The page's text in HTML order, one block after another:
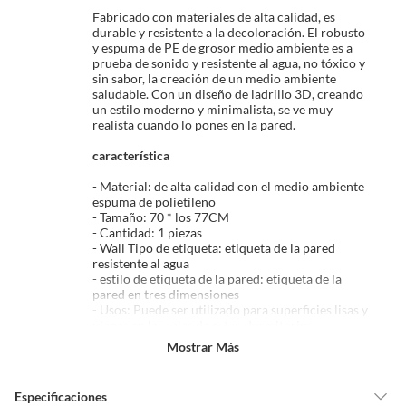
Esto aplica para la mayoría de nuestros productos, sin embargo, tenemos
categorías que cuentan con plazos diferentes, otras que son más
restrictivas y algunas que, por la naturaleza de los productos, no se
pueden devolver ni cambiar. Conoce cuáles son:
No tienen devolución o cambio si cambias de opinión
Productos de segunda mano o reacondicionados.
Productos hechos o cortados a medida.
Pinturas color a pedido.
Plantas naturales.
Productos que hayan sido previamente instalados previamente
(incluye asientos de inodoro con empaque abierto).
Fabricado con materiales de alta calidad, es
durable y resistente a la decoloración. El robusto
y espuma de PE de grosor medio ambiente es a
prueba de sonido y resistente al agua, no tóxico y
sin sabor, la creación de un medio ambiente
saludable. Con un diseño de ladrillo 3D, creando
un estilo moderno y minimalista, se ve muy
realista cuando lo pones en la pared.
característica
- Material: de alta calidad con el medio ambiente
espuma de polietileno
- Tamaño: 70 * los 77CM
- Cantidad: 1 piezas
- Wall Tipo de etiqueta: etiqueta de la pared
resistente al agua
- estilo de etiqueta de la pared: etiqueta de la
pared en tres dimensiones
- Usos: Puede ser utilizado para superficies lisas y
restaurantes de pared de televisión, oficinas, etc.
pared.
Mostrar Más
Especificaciones